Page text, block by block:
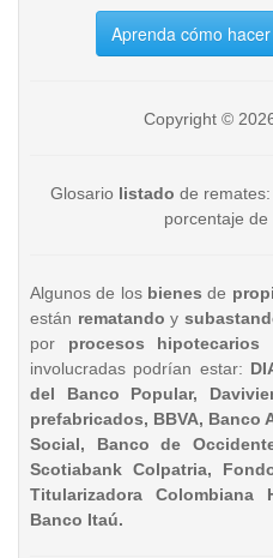
Aprenda cómo
Copyright ©
Glosario listado de
porcentaje de
Algunos de los bienesde
están rematando y
por procesos hipotecarios
involucradas podrían estar:
del Banco Popular,
prefabricados, BBVA, Banco
Social, Banco de
Scotiabank Colpatria,
Titularizadora Colombiana
Banco Itaú.